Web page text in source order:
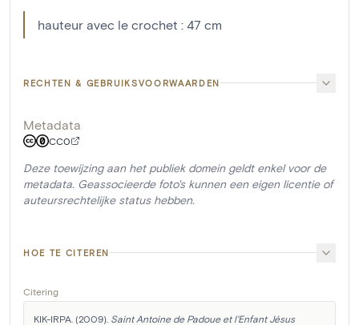
hauteur avec le crochet : 47 cm
RECHTEN & GEBRUIKSVOORWAARDEN
Metadata
CC0
Deze toewijzing aan het publiek domein geldt enkel voor de
metadata. Geassocieerde foto's kunnen een eigen licentie of
auteursrechtelijke status hebben.
HOE TE CITEREN
Citering
KIK-IRPA. (2009). Saint Antoine de Padoue et l'Enfant Jésus